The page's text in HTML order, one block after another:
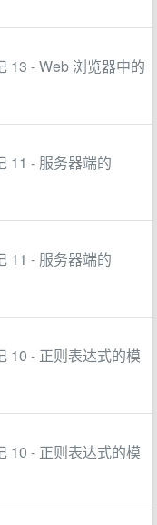
13 - Web 浏览器中的
11 - 服务器端的
11 - 服务器端的
10 - 正则表达式的模
10 - 正则表达式的模